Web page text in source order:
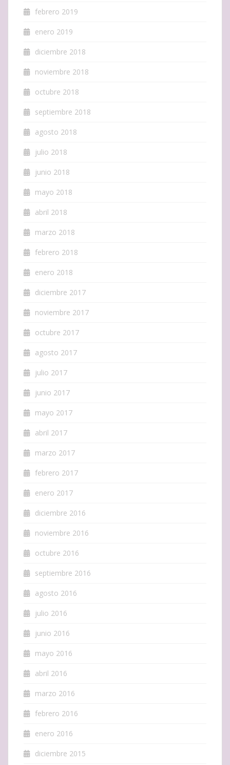
febrero 2019
enero 2019
diciembre 2018
noviembre 2018
octubre 2018
septiembre 2018
agosto 2018
julio 2018
junio 2018
mayo 2018
abril 2018
marzo 2018
febrero 2018
enero 2018
diciembre 2017
noviembre 2017
octubre 2017
agosto 2017
julio 2017
junio 2017
mayo 2017
abril 2017
marzo 2017
febrero 2017
enero 2017
diciembre 2016
noviembre 2016
octubre 2016
septiembre 2016
agosto 2016
julio 2016
junio 2016
mayo 2016
abril 2016
marzo 2016
febrero 2016
enero 2016
diciembre 2015